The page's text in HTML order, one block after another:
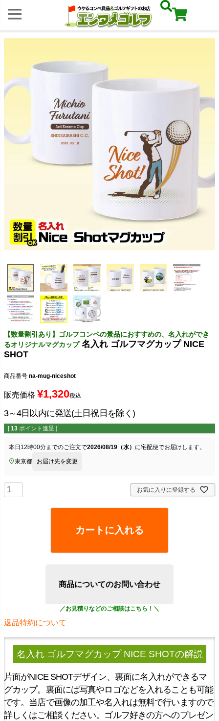
【数量割引あり】ゴルフコンペの景品におすすめの、名入れができ
るオリジナルマグカップ 名入れ ゴルフマグカップ NICE
SHOT
商品番号 na-mug-niceshot
販売価格 ¥1,320税込
3～4日以内に発送(土日祝日を除く)
[ 13 ポイント進呈 ]
本日 12時00分までのご注文で2026/08/19（水） に宅配便でお届けします。
東京都 お届け先を変更
お気に入りに登録する
カートに入れる
商品についてのお問い合わせ
返品特約について
名入れ ゴルフマグカップ NICE SHOTの解説
片面がNICE SHOTデザイン、裏面に名入れができるマ
グカップ。裏面には写真やロゴなどを入れることも可能
です。当店で画像の加工や名入れは無料で行いますので
詳しくはご相談ください。ゴルフ好きの方へのプレゼン